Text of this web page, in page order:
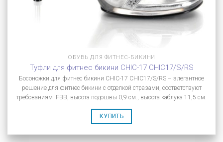
ОБУВЬ ДЛЯ ФИТНЕС-БИКИНИ
Туфли для фитнес бикини CHIC-17 CHIC17/S/RS
Босоножки для фитнес бикини CHIC-17 CHIC17/S/RS – элегантное
решение для фитнес бикини с отделкой стразами, соответствуют
требованиям IFBB, высота подошвы 0,9 см., высота каблука 11,5 см.
КУПИТЬ